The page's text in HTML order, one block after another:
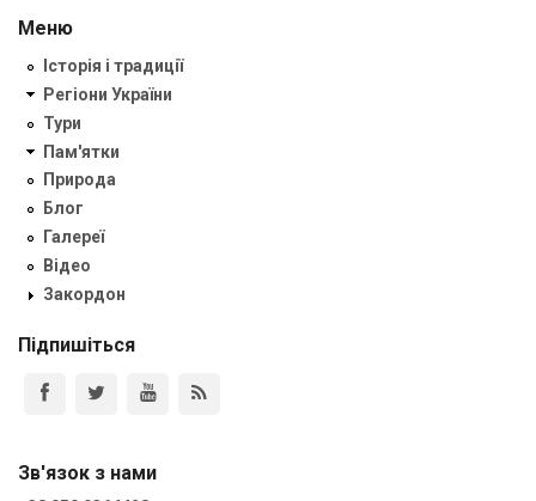
Меню
Історія і традиції
Регіони України
Тури
Пам'ятки
Природа
Блог
Галереї
Відео
Закордон
Підпишіться
Зв'язок з нами